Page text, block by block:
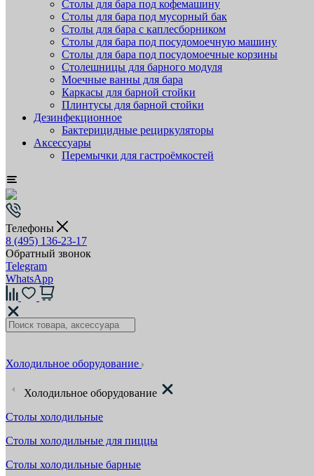
Столы для бара под кофемашину
Столы для бара под мусорный бак
Столы для бара с каплесборником
Столы для бара под посудомоечную машину
Столы для бара под посудомоечные корзины
Столешницы для барного модуля
Моечные ванны для бара
Каркасы для барной стойки
Плинтусы для барной стойки
Дезинфекционное
Бактерицидные рециркуляторы
Аксессуары
Перемычки для гастроёмкостей
Телефоны
8 (495) 136-23-17
Обратный звонок
Telegram
WhatsApp
Холодильное оборудование
Холодильное оборудование
Столы холодильные
Столы холодильные для пиццы
Столы холодильные барные